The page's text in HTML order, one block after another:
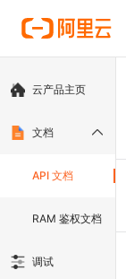
云产品主页
文档
API 文档
RAM 鉴权文档
调试